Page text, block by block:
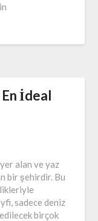
İdeal
alan ve yaz
bir şehirdir. Bu
sadece deniz
birçok